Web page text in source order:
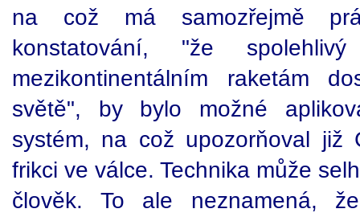
na což má samozřejmě
konstatování, "že
mezikontinentálním raketám
světě", by bylo možné
systém, na což upozorňoval již
frikci ve válce. Technika může
člověk. To ale neznamená,